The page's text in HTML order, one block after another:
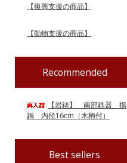
【復興支援の商品】
【動物支援の商品】
Recommended
【岩鋳】 南部鉄器 揚
鍋 内径16cm（木柄付）
Best sellers